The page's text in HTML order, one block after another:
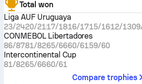
Total won
Liga AUF Uruguaya
23/2420/2117/1816/1715/1612/13
CONMEBOL Libertadores
86/8781/8265/6660/6159/60
Intercontinental Cup
81/8265/6660/61
Compare trophies